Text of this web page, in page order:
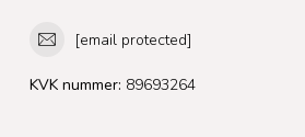
[email protected]
KVK nummer: 89693264